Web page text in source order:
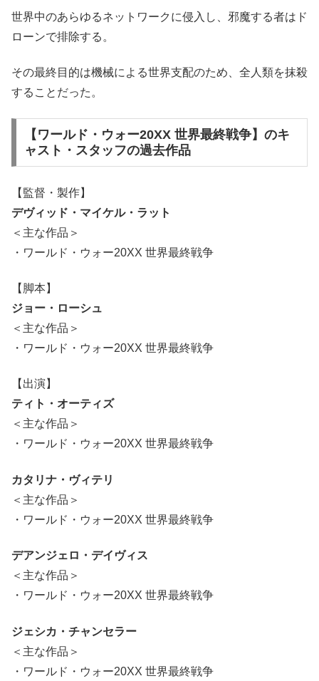
世界中のあらゆるネットワークに侵入し、邪魔する者はド
ローンで排除する。
その最終目的は機械による世界支配のため、全人類を抹殺
することだった。
【ワールド・ウォー20XX 世界最終戦争】のキ
ャスト・スタッフの過去作品
【監督・製作】
デヴィッド・マイケル・ラット
＜主な作品＞
・ワールド・ウォー20XX 世界最終戦争
【脚本】
ジョー・ローシュ
＜主な作品＞
・ワールド・ウォー20XX 世界最終戦争
【出演】
ティト・オーティズ
＜主な作品＞
・ワールド・ウォー20XX 世界最終戦争
カタリナ・ヴィテリ
＜主な作品＞
・ワールド・ウォー20XX 世界最終戦争
デアンジェロ・デイヴィス
＜主な作品＞
・ワールド・ウォー20XX 世界最終戦争
ジェシカ・チャンセラー
＜主な作品＞
・ワールド・ウォー20XX 世界最終戦争